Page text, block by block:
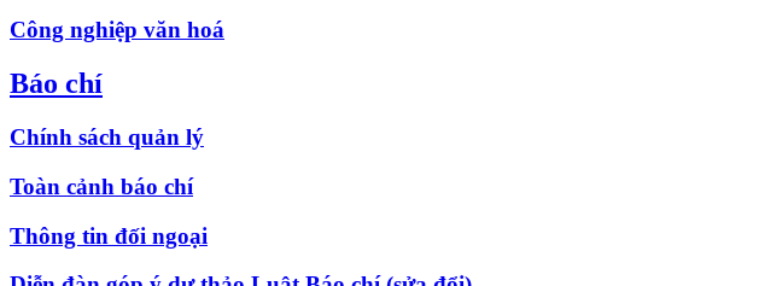
Công nghiệp văn hoá
Báo chí
Chính sách quản lý
Toàn cảnh báo chí
Thông tin đối ngoại